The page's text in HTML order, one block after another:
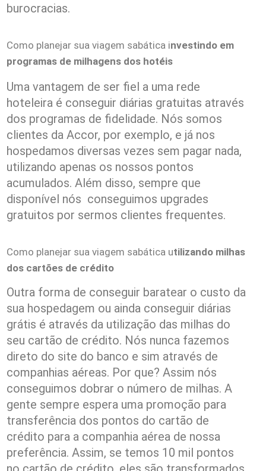
burocracias.
Como planejar sua viagem sabática investindo em
programas de milhagens dos hotéis
Uma vantagem de ser fiel a uma rede
hoteleira é conseguir diárias gratuitas através
dos programas de fidelidade. Nós somos
clientes da Accor, por exemplo, e já nos
hospedamos diversas vezes sem pagar nada,
utilizando apenas os nossos pontos
acumulados. Além disso, sempre que
disponível nós conseguimos upgrades
gratuitos por sermos clientes frequentes.
Como planejar sua viagem sabática utilizando milhas
dos cartões de crédito
Outra forma de conseguir baratear o custo da
sua hospedagem ou ainda conseguir diárias
grátis é através da utilização das milhas do
seu cartão de crédito. Nós nunca fazemos
direto do site do banco e sim através de
companhias aéreas. Por que? Assim nós
conseguimos dobrar o número de milhas. A
gente sempre espera uma promoção para
transferência dos pontos do cartão de
crédito para a companhia aérea de nossa
preferência. Assim, se temos 10 mil pontos